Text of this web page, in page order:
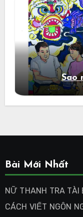
Sao
Bài Mới Nhất
NỮ THANH TRA TÀI
CÁCH VIẾT NGÔN